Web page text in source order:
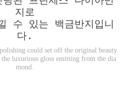
지로
수 있는 백금반지입니
다.
could set off the original beauty
luxurious gloss emitting from the dia
mond.